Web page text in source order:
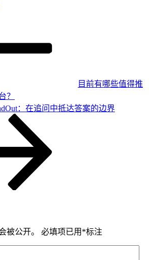
目前有哪些值得推
？
：在追问中抵达答案的边界
被公开。 必填项已用 *标注